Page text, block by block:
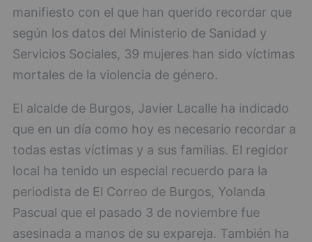
manifiesto con el que han querido recordar que
según los datos del Ministerio de Sanidad y
Servicios Sociales, 39 mujeres han sido víctimas
mortales de la violencia de género.
El alcalde de Burgos, Javier Lacalle ha indicado
que en un día como hoy es necesario recordar a
todas estas víctimas y a sus familias. El regidor
local ha tenido un especial recuerdo para la
periodista de El Correo de Burgos, Yolanda
Pascual que el pasado 3 de noviembre fue
asesinada a manos de su expareja. También ha